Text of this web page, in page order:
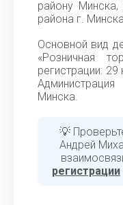
району Минска,
района г.
Основной вид
«Розничная
регистрации:
Минска.
💡
Андрей
регистрации